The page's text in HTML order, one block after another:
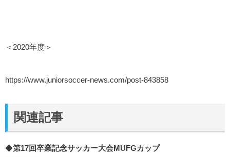
＜2020年度＞
https://www.juniorsoccer-news.com/post-843858
関連記事
◆第17回卒業記念サッカー大会MUFGカップ